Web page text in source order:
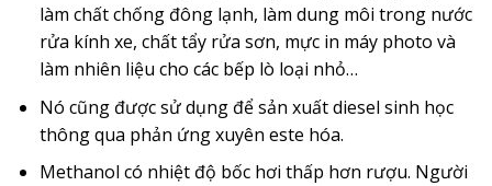
làm chất chống đông lạnh, làm dung môi trong nước
rửa kính xe, chất tẩy rửa sơn, mực in máy photo và
làm nhiên liệu cho các bếp lò loại nhỏ…
Nó cũng được sử dụng để sản xuất diesel sinh học
thông qua phản ứng xuyên este hóa.
Methanol có nhiệt độ bốc hơi thấp hơn rượu. Người